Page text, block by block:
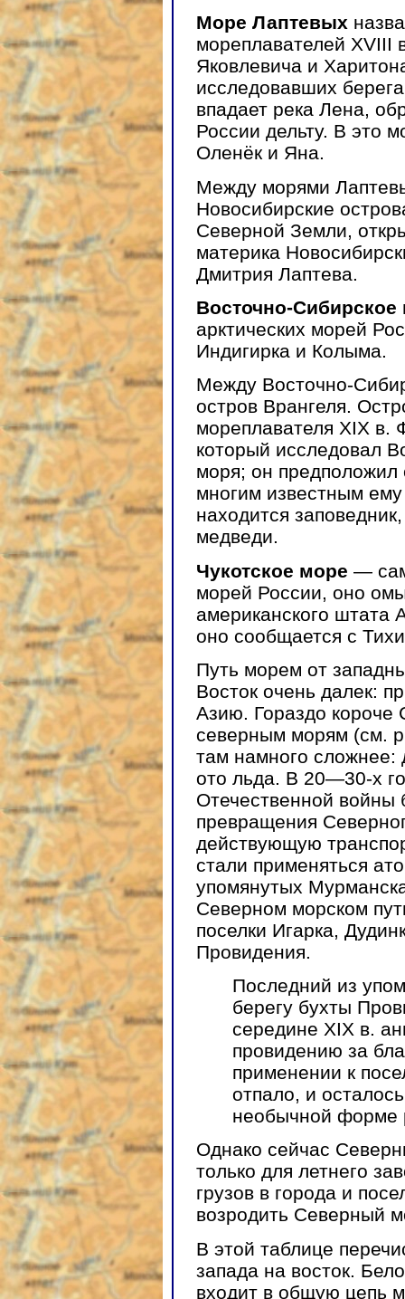
Море Лаптевых
мореплавателей XVIII
Яковлевича и
исследовавших
впадает река Лена,
России дельту. В это
Оленёк и Яна.
Между морями
Новосибирские
Северной Земли,
материка
Дмитрия Лаптева.
Восточно-Сибирское
арктических морей
Индигирка и Колыма.
Между Восточно-
остров Врангеля.
мореплавателя XIX в.
который исследовал
моря; он предположил
многим известным
находится
медведи.
Чукотское море —
морей России, оно
американского штата
оно сообщается с
Путь морем от
Восток очень далек:
Азию. Гораздо
северным морям (см.
там намного
ото льда. В 20—30-х
Отечественной войны
превращения
действующую
стали применяться
упомянутых
Северном морском
поселки Игарка,
Провидения.
Последний из
берегу бухты
середине XIX в.
провидению за
применении к
отпало, и
необычной форме
Однако сейчас
только для летнего
грузов в города и
возродить Северный
В этой таблице
запада на восток.
входит в общую цепь